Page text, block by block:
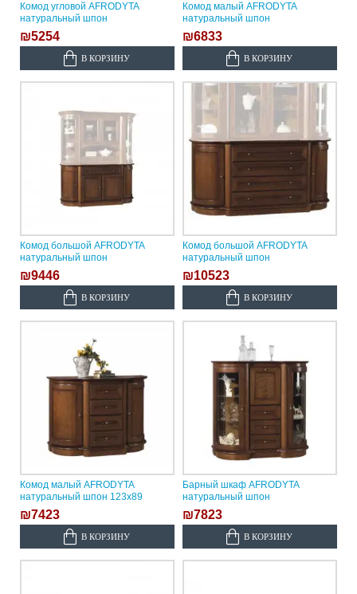
Комод угловой AFRODYTA
натуральный шпон
₪5254
В КОРЗИНУ
Комод малый AFRODYTA
натуральный шпон
₪6833
В КОРЗИНУ
Комод большой AFRODYTA
натуральный шпон
₪9446
В КОРЗИНУ
Комод большой AFRODYTA
натуральный шпон
₪10523
В КОРЗИНУ
Комод малый AFRODYTA
натуральный шпон 123х89
₪7423
В КОРЗИНУ
Барный шкаф AFRODYTA
натуральный шпон
₪7823
В КОРЗИНУ